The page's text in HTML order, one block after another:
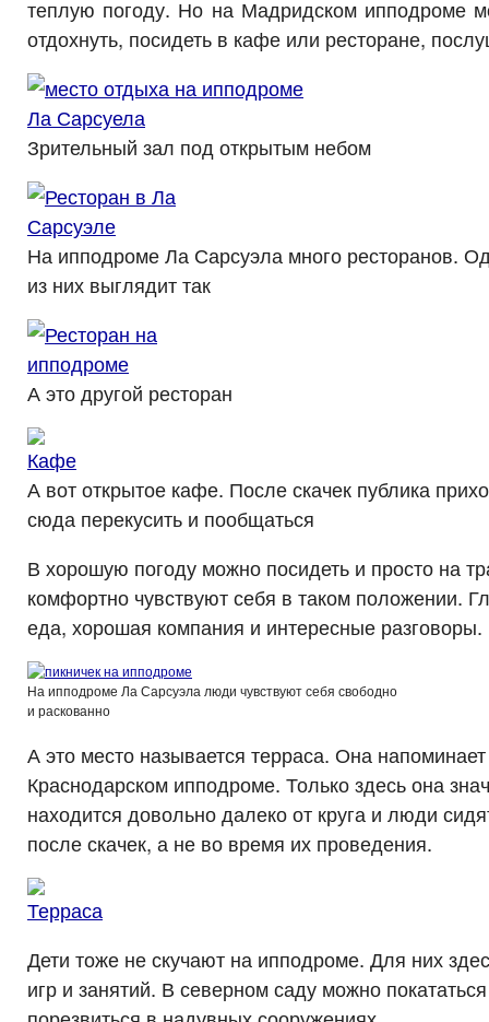
теплую погоду. Но на Мадридском ипподроме
отдохнуть, посидеть в кафе или ресторане,
Зрительный зал под открытым небом
На ипподроме Ла Сарсуэла много ресторанов.
из них выглядит так
А это другой ресторан
А вот открытое кафе. После скачек публика
сюда перекусить и пообщаться
В хорошую погоду можно посидеть и просто на
комфортно чувствуют себя в таком положении.
еда, хорошая компания и интересные разговоры.
На ипподроме Ла Сарсуэла люди чувствуют себя свободно
и раскованно
А это место называется терраса. Она
Краснодарском ипподроме. Только здесь она
находится довольно далеко от круга и люди
после скачек, а не во время их проведения.
Дети тоже не скучают на ипподроме. Для них
игр и занятий. В северном саду можно